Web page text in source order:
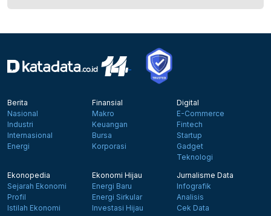
Berita
Nasional
Industri
Internasional
Energi
Finansial
Makro
Keuangan
Bursa
Korporasi
Digital
E-Commerce
Fintech
Startup
Gadget
Teknologi
Ekonopedia
Sejarah Ekonomi
Profil
Istilah Ekonomi
Ekonomi Hijau
Energi Baru
Energi Sirkular
Investasi Hijau
Jurnalisme Data
Infografik
Analisis
Cek Data